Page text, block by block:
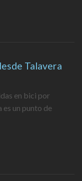
Talavera
en bici por
es un punto de